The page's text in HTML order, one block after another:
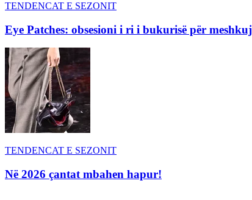
TENDENCAT E SEZONIT
Eye Patches: obsesioni i ri i bukurisë për meshkuj
TENDENCAT E SEZONIT
Në 2026 çantat mbahen hapur!